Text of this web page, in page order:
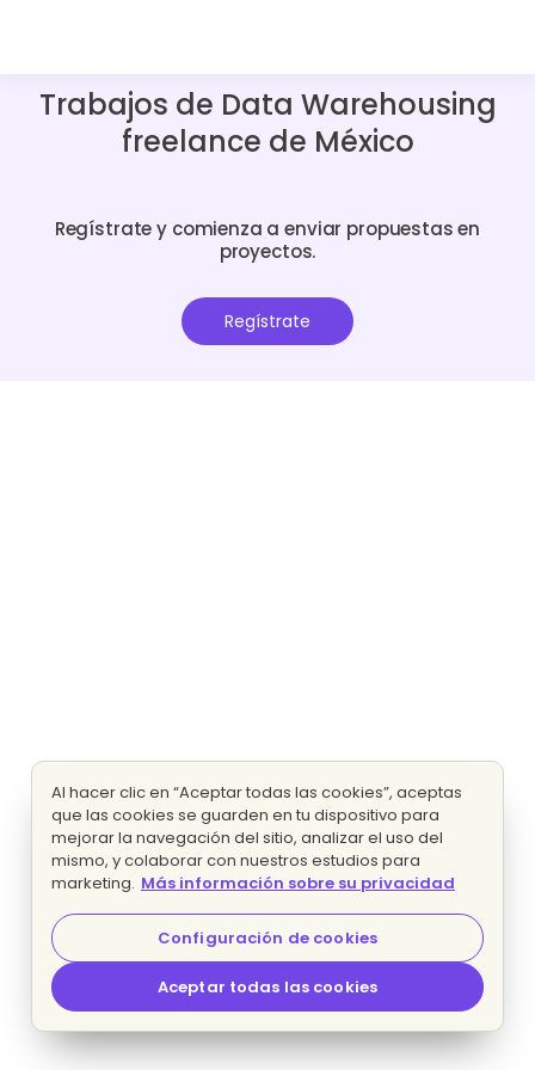
Trabajos de Data Warehousing
freelance de México
Regístrate y comienza a enviar propuestas en
proyectos.
Regístrate
Al hacer clic en “Aceptar todas las cookies”, aceptas
que las cookies se guarden en tu dispositivo para
mejorar la navegación del sitio, analizar el uso del
mismo, y colaborar con nuestros estudios para
marketing. Más información sobre su privacidad
Configuración de cookies
Aceptar todas las cookies